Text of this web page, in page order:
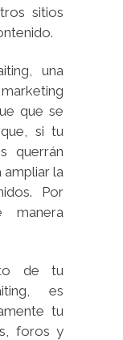
sitios
una
que se
si tu
querrán
la
Por
manera
de tu
es
tu
foros y